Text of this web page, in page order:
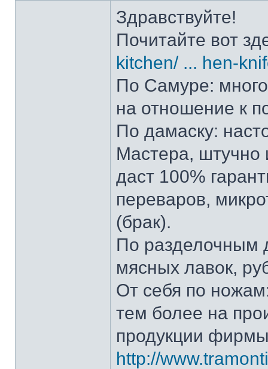
Здравствуйте!
Почитайте вот
kitchen/ ... hen-
По Самуре: много
на отношение к
По дамаску:
Мастера, штучно
даст 100%
переваров,
(брак).
По разделочным
мясных лавок,
От себя по
тем более на
продукции
http://